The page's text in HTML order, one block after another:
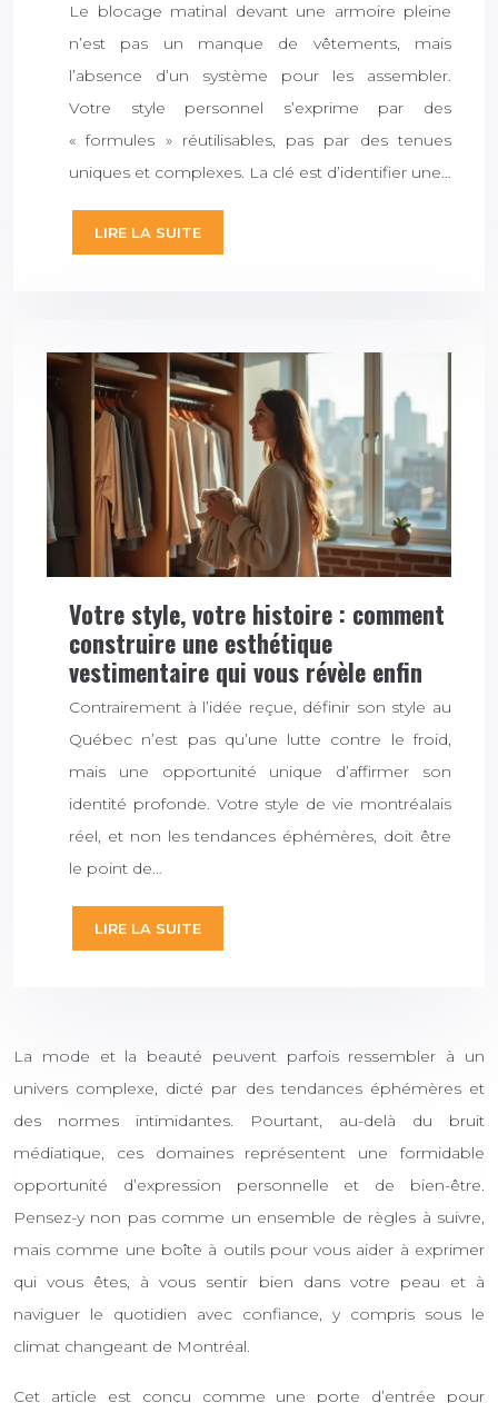
Le blocage matinal devant une armoire pleine
n’est pas un manque de vêtements, mais
l’absence d’un système pour les assembler.
Votre style personnel s’exprime par des
« formules » réutilisables, pas par des tenues
uniques et complexes. La clé est d’identifier une…
LIRE LA SUITE
Votre style, votre histoire : comment
construire une esthétique
vestimentaire qui vous révèle enfin
Contrairement à l’idée reçue, définir son style au
Québec n’est pas qu’une lutte contre le froid,
mais une opportunité unique d’affirmer son
identité profonde. Votre style de vie montréalais
réel, et non les tendances éphémères, doit être
le point de…
LIRE LA SUITE
La mode et la beauté peuvent parfois ressembler à un
univers complexe, dicté par des tendances éphémères et
des normes intimidantes. Pourtant, au-delà du bruit
médiatique, ces domaines représentent une formidable
opportunité d’expression personnelle et de bien-être.
Pensez-y non pas comme un ensemble de règles à suivre,
mais comme une boîte à outils pour vous aider à exprimer
qui vous êtes, à vous sentir bien dans votre peau et à
naviguer le quotidien avec confiance, y compris sous le
climat changeant de Montréal.
Cet article est conçu comme une porte d’entrée pour